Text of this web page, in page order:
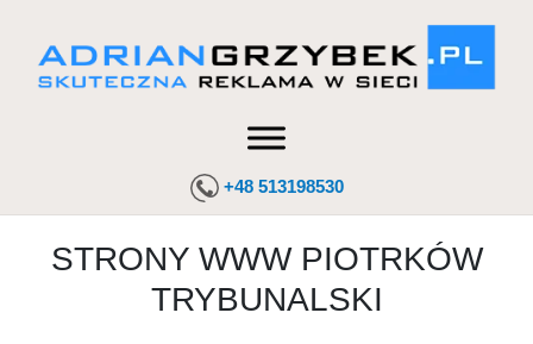
+48 513198530
STRONY WWW PIOTRKÓW
TRYBUNALSKI